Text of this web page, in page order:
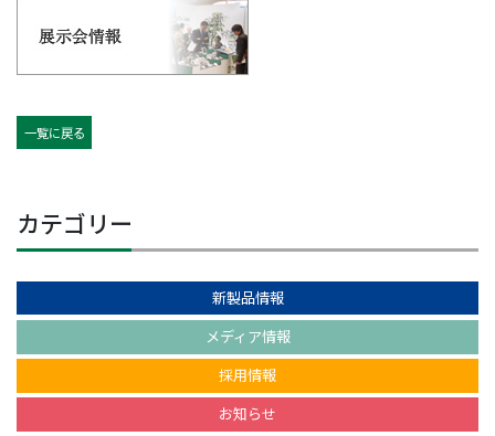
一覧に戻る
カテゴリー
新製品情報
メディア情報
採用情報
お知らせ